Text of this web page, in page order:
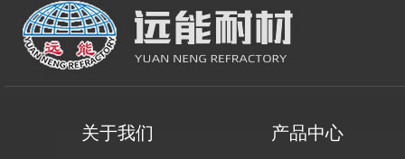
关于我们 产品中心